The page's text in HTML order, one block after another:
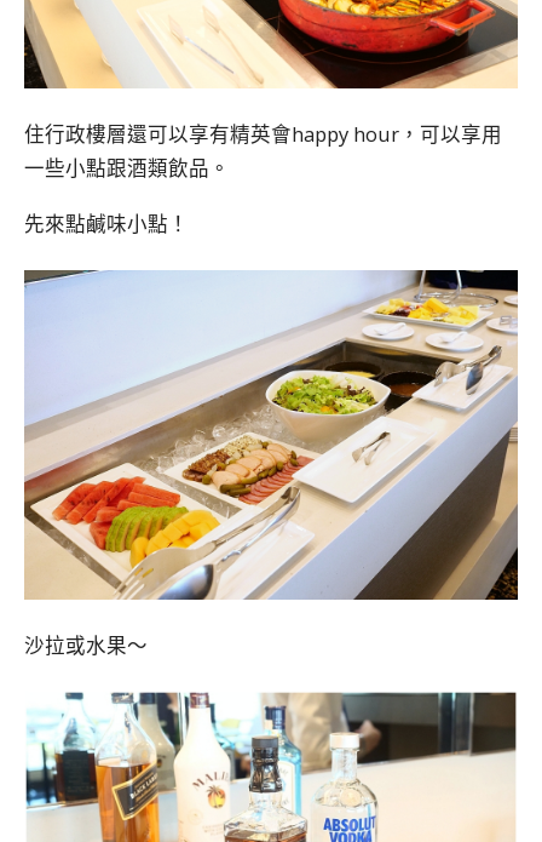
住行政樓層還可以享有精英會happy hour，可以享用
一些小點跟酒類飲品。
先來點鹹味小點！
沙拉或水果～